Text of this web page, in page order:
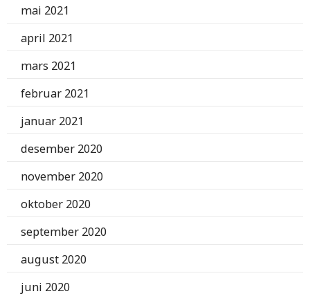
mai 2021
april 2021
mars 2021
februar 2021
januar 2021
desember 2020
november 2020
oktober 2020
september 2020
august 2020
juni 2020